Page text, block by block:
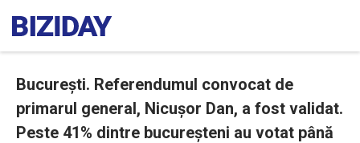
București. Referendumul convocat de
primarul general, Nicușor Dan, a fost validat.
Peste 41% dintre bucureșteni au votat până